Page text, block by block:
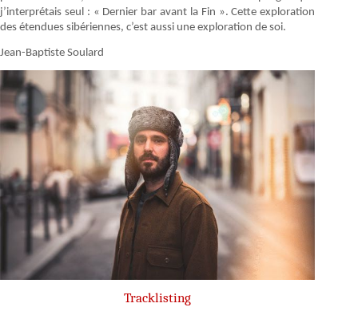
j’interprétais seul : « Dernier bar avant la Fin ». Cette exploration
des étendues sibériennes, c’est aussi une exploration de soi.
Jean-Baptiste Soulard
Tracklisting